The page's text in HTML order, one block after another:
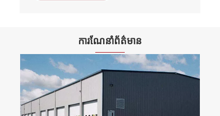
ការណែនាំព័ត៌មាន